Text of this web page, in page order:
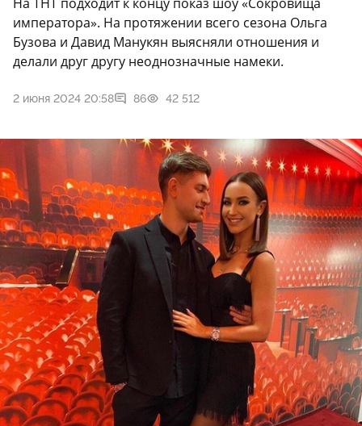
императора». На протяжении всего сезона Ольга
Бузова и Давид Манукян выясняли отношения и
делали друг другу неоднозначные намеки.
2 июня 2024 20:58 86 42 512